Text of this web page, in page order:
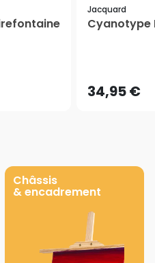
Jacquard
Cyanotype
34,95 €
Châssis
& encadrement